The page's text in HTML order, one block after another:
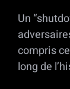
Un
compris
long de